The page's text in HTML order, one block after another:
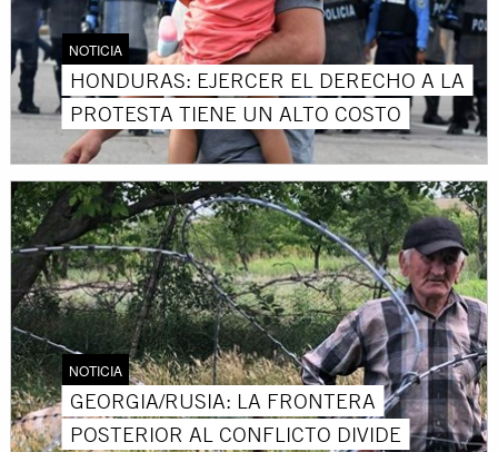
NOTICIA
HONDURAS: EJERCER EL DERECHO A LA
PROTESTA TIENE UN ALTO COSTO
NOTICIA
GEORGIA/RUSIA: LA FRONTERA
POSTERIOR AL CONFLICTO DIVIDE